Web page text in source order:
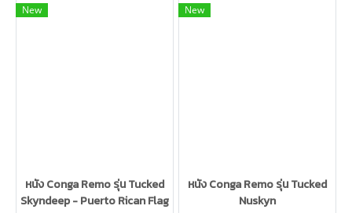
New
หนัง Conga Remo รุ่น Tucked
Skyndeep - Puerto Rican Flag
New
หนัง Conga Remo รุ่น Tucked
Nuskyn